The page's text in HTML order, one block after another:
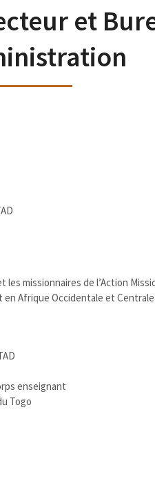
et
les missionnaires de l’Action
en Afrique Occidentale et Centrale.
enseignant
Togo